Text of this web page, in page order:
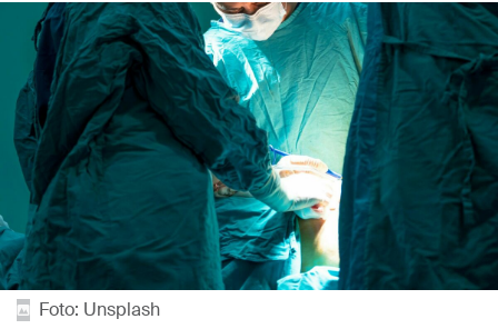
Foto: Unsplash